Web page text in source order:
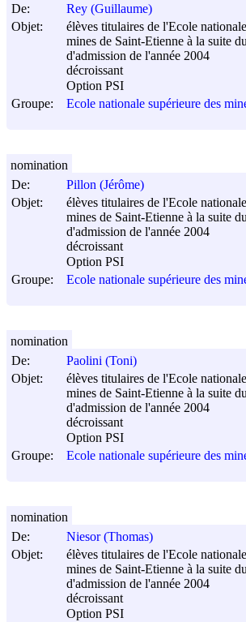
De:
Rey (Guillaume)
Objet:
élèves titulaires de l'Ecole
mines de Saint-Etienne à la suite
d'admission de l'année 2004
décroissant
Option PSI
Groupe:
Ecole nationale supérieure des
De:
Pillon (Jérôme)
Objet:
élèves titulaires de l'Ecole
mines de Saint-Etienne à la suite
d'admission de l'année 2004
décroissant
Option PSI
Groupe:
Ecole nationale supérieure des
nomination
De:
Paolini (Toni)
Objet:
élèves titulaires de l'Ecole
mines de Saint-Etienne à la suite
d'admission de l'année 2004
décroissant
Option PSI
Groupe:
Ecole nationale supérieure des
nomination
De:
Niesor (Thomas)
Objet:
élèves titulaires de l'Ecole
mines de Saint-Etienne à la suite
d'admission de l'année 2004
décroissant
Option PSI
nomination